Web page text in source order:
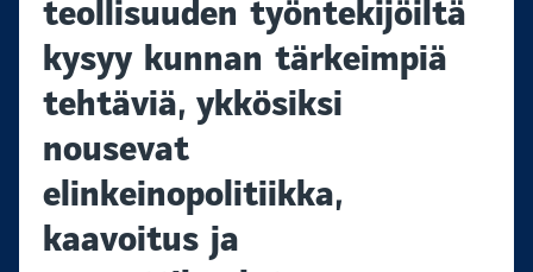
teollisuuden työntekijöiltä
kysyy kunnan tärkeimpiä
tehtäviä, ykkösiksi
nousevat
elinkeinopolitiikka,
kaavoitus ja